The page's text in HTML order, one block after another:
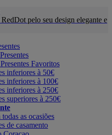
pelo seu design elegante e
Favoritos
inferiores à 50€
inferiores à 100€
inferiores à 250€
superiores à 250€
todas as ocasiões
de casamento